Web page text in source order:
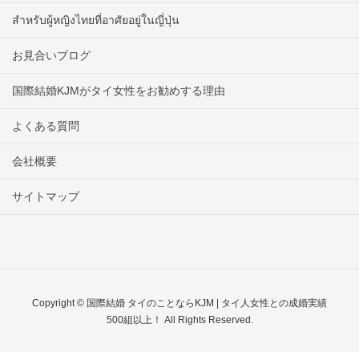
สำหรับผู้หญิงไทยที่อาศัยอยู่ในญี่ปุ่น
お見合いブログ
国際結婚KJMがタイ女性をお勧めする理由
よくある質問
会社概要
サイトマップ
Copyright © 国際結婚 タイのことならKJM | タイ人女性との成婚実績
500組以上！ All Rights Reserved.